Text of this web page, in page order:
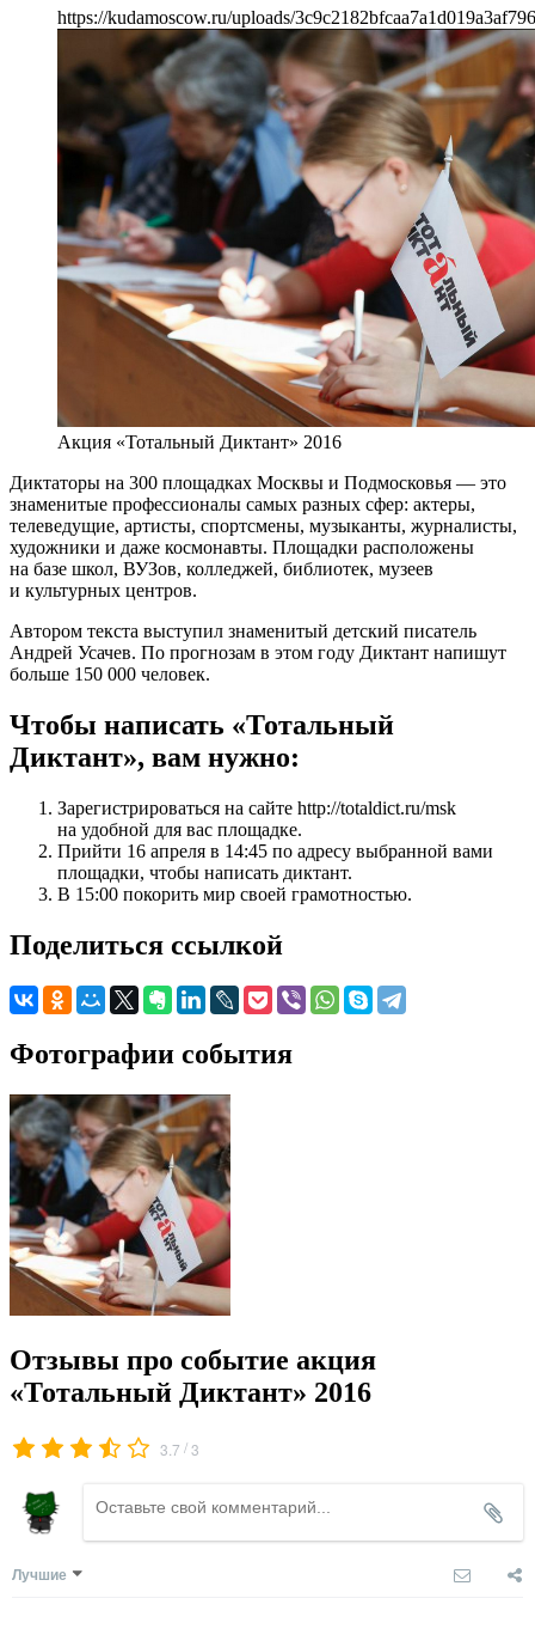
https://kudamoscow.ru/uploads/
Акция «Тотальный Диктант» 2016
Диктаторы на 300 площадках Москвы и Подмосковья — это
знаменитые профессионалы самых разных сфер: актеры,
телеведущие, артисты, спортсмены, музыканты, журналисты,
художники и даже космонавты. Площадки расположены
на базе школ, ВУЗов, колледжей, библиотек, музеев
и культурных центров.
Автором текста выступил знаменитый детский писатель
Андрей Усачев. По прогнозам в этом году Диктант напишут
больше 150 000 человек.
Чтобы написать «Тотальный
Диктант», вам нужно:
Зарегистрироваться на сайте http://totaldict.ru/msk
на удобной для вас площадке.
Прийти 16 апреля в 14:45 по адресу выбранной вами
площадки, чтобы написать диктант.
В 15:00 покорить мир своей грамотностью.
Поделиться ссылкой
Фотографии события
Отзывы про событие акция
«Тотальный Диктант» 2016
3.7 /3
Лучшие